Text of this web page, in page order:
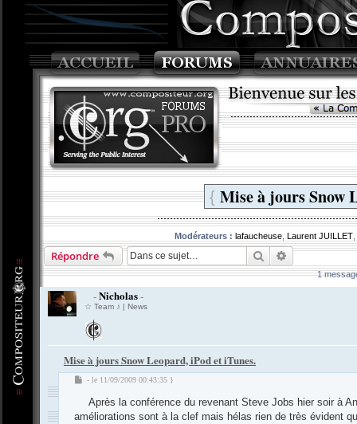
{ Mise à jours Snow
Modérateurs : lafaucheuse Laurent JUILLET
Répondre Rechercher
Recherche
1
-Nicholas-
☆ Team ♪ | News
Mise à jours Snow Leopard, iPod et iTunes.
M
s
- le 11/09/2009 00:43:35 }
Après la conférence du revenant Steve Jobs hier soir à
améliorations sont à la clef mais hélas rien de très évident